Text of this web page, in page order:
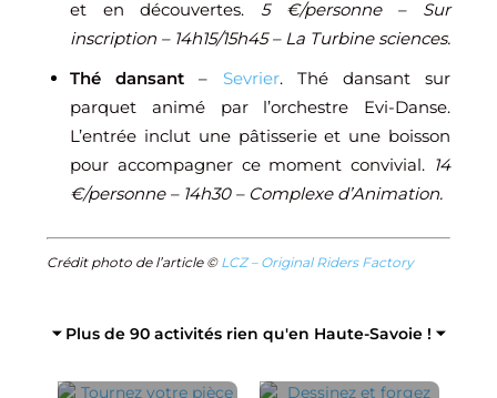
et en découvertes. 5 €/personne – Sur
inscription – 14h15/15h45 – La Turbine sciences.
Thé dansant – Sevrier. Thé dansant sur
parquet animé par l’orchestre Evi-Danse.
L’entrée inclut une pâtisserie et une boisson
pour accompagner ce moment convivial. 14
€/personne – 14h30 – Complexe d’Animation.
Crédit photo de l’article © LCZ – Original Riders Factory
⏷ Plus de 90 activités rien qu'en Haute-Savoie ! ⏷